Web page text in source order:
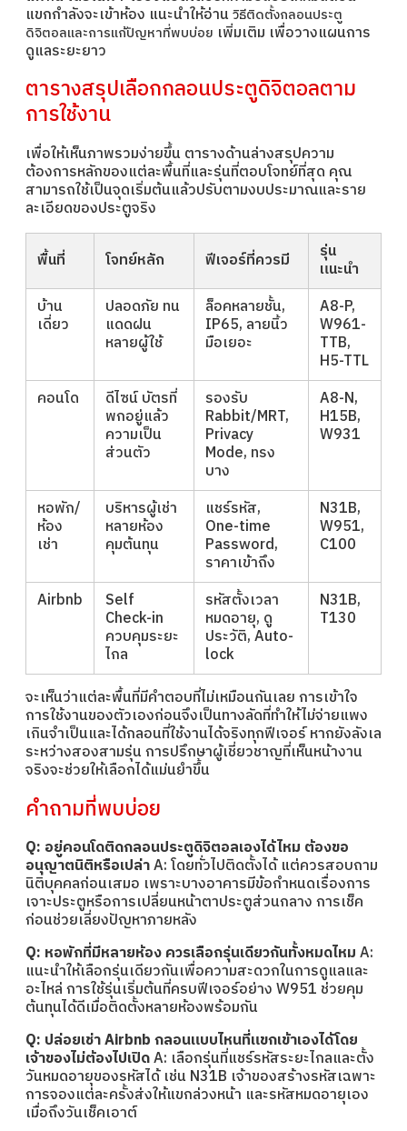
แขกกำลังจะเข้าห้อง แนะนำให้อ่าน วิธีติดตั้งกลอนประตู
ดิจิตอลและการแก้ปัญหาที่พบบ่อย เพิ่มเติม เพื่อวางแผนการ
ดูแลระยะยาว
ตารางสรุปเลือกกลอนประตูดิจิตอลตาม
การใช้งาน
เพื่อให้เห็นภาพรวมง่ายขึ้น ตารางด้านล่างสรุปความ
ต้องการหลักของแต่ละพื้นที่และรุ่นที่ตอบโจทย์ที่สุด คุณ
สามารถใช้เป็นจุดเริ่มต้นแล้วปรับตามงบประมาณและราย
ละเอียดของประตูจริง
พื้นที่ โจทย์หลัก ฟีเจอร์ที่ควรมี รุ่น
แนะนำ
บ้าน
เดี่ยว
ปลอดภัย ทน
แดดฝน
หลายผู้ใช้
ล็อคหลายชั้น,
IP65, ลายนิ้ว
มือเยอะ
A8-P,
W961-
TTB,
H5-TTL
คอนโด
ดีไซน์ บัตรที่
พกอยู่แล้ว
ความเป็น
ส่วนตัว
รองรับ
Rabbit/MRT,
Privacy
Mode, ทรง
บาง
A8-N,
H15B,
W931
หอพัก/
ห้อง
เช่า
บริหารผู้เช่า
หลายห้อง
คุมต้นทุน
แชร์รหัส,
One-time
Password,
ราคาเข้าถึง
N31B,
W951,
C100
Airbnb Self
Check-in
ควบคุมระยะ
ไกล
รหัสตั้งเวลา
หมดอายุ, ดู
ประวัติ, Auto-
lock
N31B,
T130
จะเห็นว่าแต่ละพื้นที่มีคำตอบที่ไม่เหมือนกันเลย การเข้าใจ
การใช้งานของตัวเองก่อนจึงเป็นทางลัดที่ทำให้ไม่จ่ายแพง
เกินจำเป็นและได้กลอนที่ใช้งานได้จริงทุกฟีเจอร์ หากยังลังเล
ระหว่างสองสามรุ่น การปรึกษาผู้เชี่ยวชาญที่เห็นหน้างาน
จริงจะช่วยให้เลือกได้แม่นยำขึ้น
คำถามที่พบบ่อย
Q: อยู่คอนโดติดกลอนประตูดิจิตอลเองได้ไหม ต้องขอ
อนุญาตนิติหรือเปล่าA: โดยทั่วไปติดตั้งได้ แต่ควรสอบถาม
นิติบุคคลก่อนเสมอ เพราะบางอาคารมีข้อกำหนดเรื่องการ
เจาะประตูหรือการเปลี่ยนหน้าตาประตูส่วนกลาง การเช็ค
ก่อนช่วยเลี่ยงปัญหาภายหลัง
Q: หอพักที่มีหลายห้อง ควรเลือกรุ่นเดียวกันทั้งหมดไหมA:
แนะนำให้เลือกรุ่นเดียวกันเพื่อความสะดวกในการดูแลและ
อะไหล่ การใช้รุ่นเริ่มต้นที่ครบฟีเจอร์อย่าง W951 ช่วยคุม
ต้นทุนได้ดีเมื่อติดตั้งหลายห้องพร้อมกัน
Q: ปล่อยเช่า Airbnb กลอนแบบไหนที่แขกเข้าเองได้โดย
เจ้าของไม่ต้องไปเปิดA: เลือกรุ่นที่แชร์รหัสระยะไกลและตั้ง
วันหมดอายุของรหัสได้ เช่น N31B เจ้าของสร้างรหัสเฉพาะ
การจองแต่ละครั้งส่งให้แขกล่วงหน้า และรหัสหมดอายุเอง
เมื่อถึงวันเช็คเอาต์